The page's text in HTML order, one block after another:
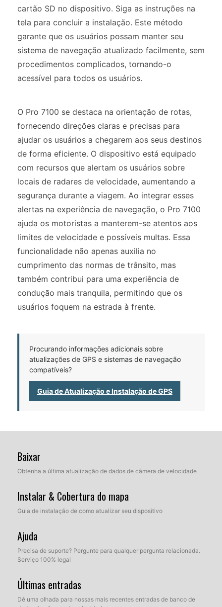
cartão SD no dispositivo. Siga as instruções na
tela para concluir a instalação. Este método
garante que os usuários possam manter seu
sistema de navegação atualizado facilmente, sem
procedimentos complicados, tornando-o
acessível para todos os usuários.
O Pro 7100 se destaca na orientação de rotas,
fornecendo direções claras e precisas para
ajudar os usuários a chegarem aos seus destinos
de forma eficiente. O dispositivo está equipado
com recursos que alertam os usuários sobre
locais de radares de velocidade, aumentando a
segurança durante a viagem. Ao integrar esses
alertas na experiência de navegação, o Pro 7100
ajuda os motoristas a manterem-se atentos aos
limites de velocidade e possíveis multas. Essa
funcionalidade não apenas auxilia no
cumprimento das normas de trânsito, mas
também contribui para uma experiência de
condução mais tranquila, permitindo que os
usuários foquem na estrada à frente.
Procurando informações adicionais sobre
atualizações de GPS e sistemas de navegação
compatíveis?
Guia de Atualização e Instalação de GPS
Baixar
Obtenha a última atualização de dados de câmera de velocidade
Instalar & Cobertura do mapa
Guia de instalação de como atualizar seu dispositivo
Ajuda
Precisa de suporte? Pergunte para qualquer pergunta relacionada.
Serviço 100% legal
Últimas entradas
Dê uma olhada para nossas mais recentes entradas de banco de